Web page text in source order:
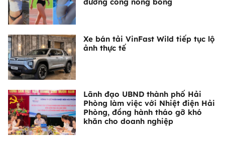
Xe bán tải VinFast Wild tiếp tục lộ
ảnh thực tế
Lãnh đạo UBND thành phố Hải
Phòng làm việc với Nhiệt điện Hải
Phòng, đồng hành tháo gỡ khó
khăn cho doanh nghiệp